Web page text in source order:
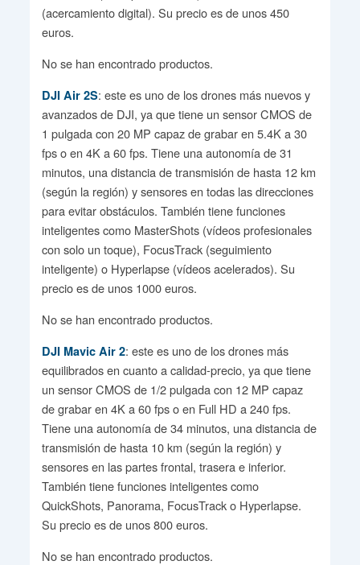
(acercamiento digital). Su precio es de unos 450
euros.
No se han encontrado productos.
DJI Air 2S: este es uno de los drones más nuevos y
avanzados de DJI, ya que tiene un sensor CMOS de
1 pulgada con 20 MP capaz de grabar en 5.4K a 30
fps o en 4K a 60 fps. Tiene una autonomía de 31
minutos, una distancia de transmisión de hasta 12 km
(según la región) y sensores en todas las direcciones
para evitar obstáculos. También tiene funciones
inteligentes como MasterShots (vídeos profesionales
con solo un toque), FocusTrack (seguimiento
inteligente) o Hyperlapse (vídeos acelerados). Su
precio es de unos 1000 euros.
No se han encontrado productos.
DJI Mavic Air 2: este es uno de los drones más
equilibrados en cuanto a calidad-precio, ya que tiene
un sensor CMOS de 1/2 pulgada con 12 MP capaz
de grabar en 4K a 60 fps o en Full HD a 240 fps.
Tiene una autonomía de 34 minutos, una distancia de
transmisión de hasta 10 km (según la región) y
sensores en las partes frontal, trasera e inferior.
También tiene funciones inteligentes como
QuickShots, Panorama, FocusTrack o Hyperlapse.
Su precio es de unos 800 euros.
No se han encontrado productos.